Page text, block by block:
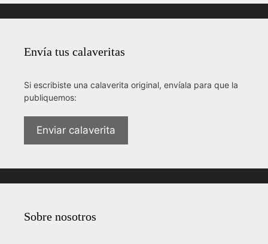
Envía tus calaveritas
Si escribiste una calaverita original, envíala para que la
publiquemos:
Enviar calaverita
Sobre nosotros